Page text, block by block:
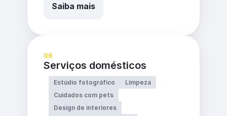
Saiba mais
06
Serviços domésticos
Estúdio fotográfico
Limpeza
Cuidados com pets
Design de interiores